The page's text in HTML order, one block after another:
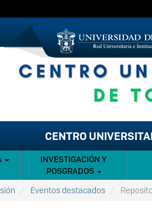
CENTRO
INVESTIGACIÓN Y
POSGRADOS
Eventos destacados